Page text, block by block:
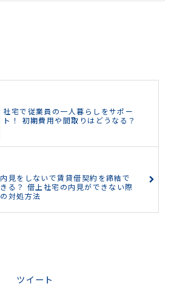
社宅で従業員の一人暮らしをサポー
ト！ 初期費用や間取りはどうなる？
内見をしないで賃貸借契約を締結で
きる？ 借上社宅の内見ができない際
の対処方法
ツイート